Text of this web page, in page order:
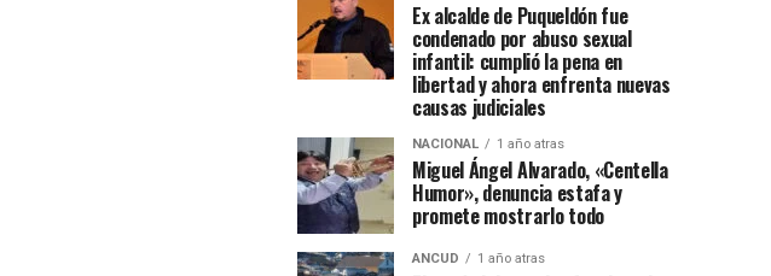
Ex alcalde de Puqueldón fue
condenado por abuso sexual
infantil: cumplió la pena en
libertad y ahora enfrenta nuevas
causas judiciales
NACIONAL 1 año atras
Miguel Ángel Alvarado, «Centella
Humor», denuncia estafa y
promete mostrarlo todo
ANCUD 1 año atras